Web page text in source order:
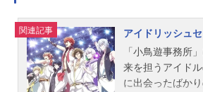
プの注目どころ
図しない方向へ変
界、ドキドキし
ましょう！①権力
っこいい！ アイ
関連記事
アイドリッシュセ
「小鳥遊事務所
来を担うアイド
に出会ったばか